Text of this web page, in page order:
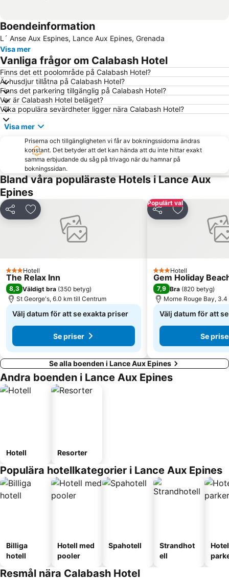
Boendeinformation
L´ Anse Aux Espines, Lance Aux Epines, Grenada
Visa mer
Vanliga frågor om Calabash Hotel
Finns det ett poolområde på Calabash Hotel?
Är husdjur tillåtna på Calabash Hotel?
Finns det parkering tillgänglig på Calabash Hotel?
Var är Calabash Hotel beläget?
Vilka populära sevärdheter ligger nära Calabash Hotel?
Visa mer
Priserna och tillgängligheten vi får av bokningssidorna ändras
konstant. Det betyder att det kan hända att du inte hittar exakt
samma erbjudande du såg på trivago när du hamnar på
bokningssidan.
Bland våra populäraste Hotels i Lance Aux
Epines
Dela Lägg till i Mina Favoriter
3 Stjärnor
Hotell
The Relax Inn
8,3 Väldigt bra (350 betyg)
St George's, 6.0 km till Centrum
Välj datum för att se exakta priser
Se priser
Populärt val
Dela Lägg till i
3 Stjärnor
Hotell
Gem Holiday
7,9 Bra (820 betyg)
Morne Rouge Bay,
Välj datum för att
Se
Se alla boenden i Lance Aux Epines
Andra boenden i Lance Aux Epines
Hotell Resorter
Populära hotellkategorier i Lance Aux Epines
Billiga
hotell
Hotell med
pooler
Spahotell
Strandhot
ell
Resmål nära Calabash Hotel